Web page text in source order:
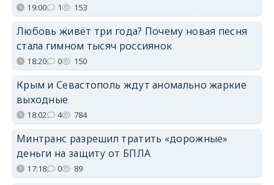
19:00 1 153
Любовь живёт три года? Почему новая песня
стала гимном тысяч россиянок
18:20 0 150
Крым и Севастополь ждут аномально жаркие
выходные
18:02 4 784
Минтранс разрешил тратить «дорожные»
деньги на защиту от БПЛА
17:18 0 89